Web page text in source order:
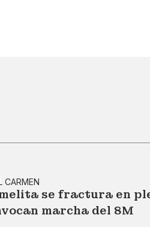
CARMEN
se fractura en
marcha del 8M